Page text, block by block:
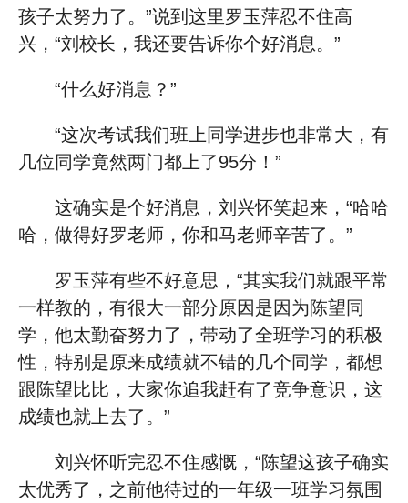
孩子太努力了。”说到这里罗玉萍忍不住高
兴，“刘校长，我还要告诉你个好消息。”
“什么好消息？”
“这次考试我们班上同学进步也非常大，有
几位同学竟然两门都上了95分！”
这确实是个好消息，刘兴怀笑起来，“哈哈
哈，做得好罗老师，你和马老师辛苦了。”
罗玉萍有些不好意思，“其实我们就跟平常
一样教的，有很大一部分原因是因为陈望同
学，他太勤奋努力了，带动了全班学习的积极
性，特别是原来成绩就不错的几个同学，都想
跟陈望比比，大家你追我赶有了竞争意识，这
成绩也就上去了。”
刘兴怀听完忍不住感慨，“陈望这孩子确实
太优秀了，之前他待过的一年级一班学习氛围